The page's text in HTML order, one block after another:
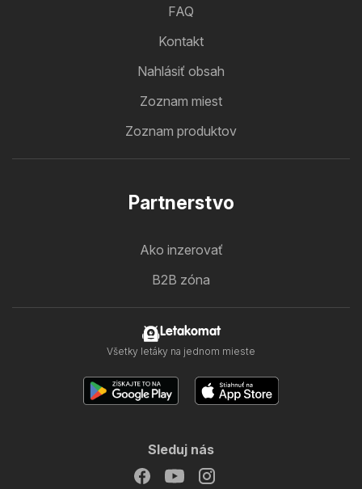
FAQ
Kontakt
Nahlásiť obsah
Zoznam miest
Zoznam produktov
Partnerstvo
Ako inzerovať
B2B zóna
Letakomat
Všetky letáky na jednom mieste
Sleduj nás